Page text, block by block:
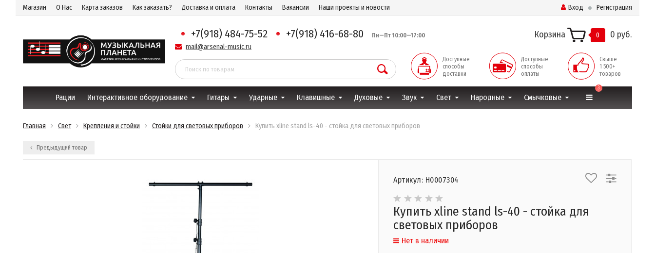
Магазин О Нас Карта заказов Как заказать? Доставка и оплата Контакты Вакансии Наши проекты и новости Вход Регистрация
+7(918) 484-75-52 +7(918) 416-68-80 Пн—Пт 10:00—17:00
mail@arsenal-music.ru
Корзина 0 0 руб.
Доступные
способы
доставки
Доступные
способы
оплаты
Свыше
1 500+
товаров
Рации Интерактивное оборудование Гитары Ударные Клавишные Духовые Звук Свет Народные Смычковые
3
Главная Свет Крепления и стойки Стойки для световых приборов Купить xline stand ls-40 - стойка для световых приборов
Предыдущий товар
Артикул: Н0007304
Купить xline stand ls-40 - стойка для
световых приборов
Нет в наличии